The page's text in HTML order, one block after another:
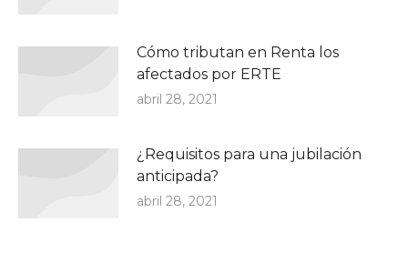
Cómo tributan en Renta los
afectados por ERTE
abril 28, 2021
¿Requisitos para una jubilación
anticipada?
abril 28, 2021